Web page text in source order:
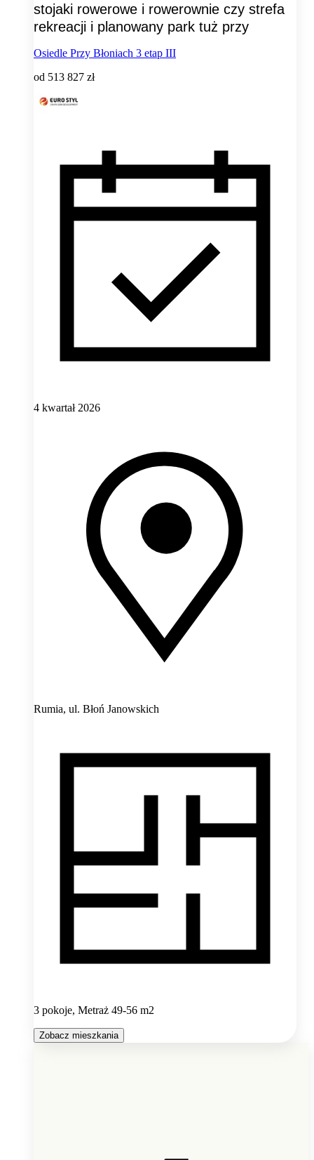
stojaki rowerowe i rowerownie czy strefa
rekreacji i planowany park tuż przy
Osiedle Przy Błoniach 3 etap III
od 513 827 zł
4 kwartał 2026
Rumia, ul. Błoń Janowskich
3 pokoje, Metraż 49-56 m2
Zobacz mieszkania